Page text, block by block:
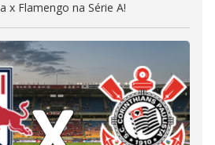
x Flamengo na Série A!